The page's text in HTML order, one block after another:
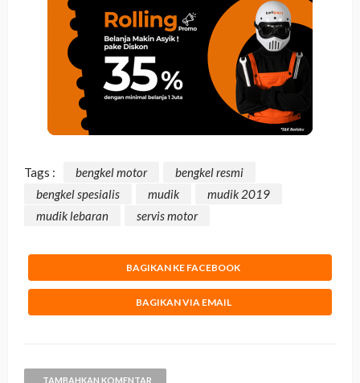
Tags : bengkel motor
bengkel resmi
bengkel spesialis
mudik
mudik 2019
mudik lebaran
servis motor
BAGIKAN KE FACEBOOK
BAGIKAN VIA EMAIL
TAMBAHKAN KOMENTAR